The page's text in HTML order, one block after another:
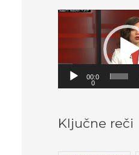
V
i
o
l
00:0
0
Ključne reči